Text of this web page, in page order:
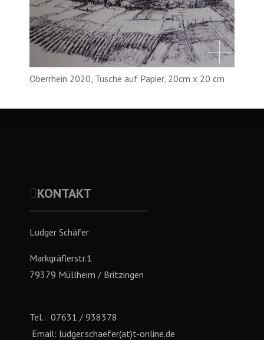
Oberrhein 2020, Tusche auf Papier, 20cm x 20 cm
KONTAKT
Ludger Schäfer
Markgräflerstr.1
79379 Müllheim / Britzingen
Tel.: 07631 / 938378
Email: ludger.schaefer(at)t-online.de